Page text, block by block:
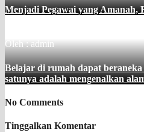
Menjadi Pegawai yang Amanah,
Oleh : admin
Belajar di rumah dapat
satunya adalah mengenalkan
No Comments
Tinggalkan Komentar